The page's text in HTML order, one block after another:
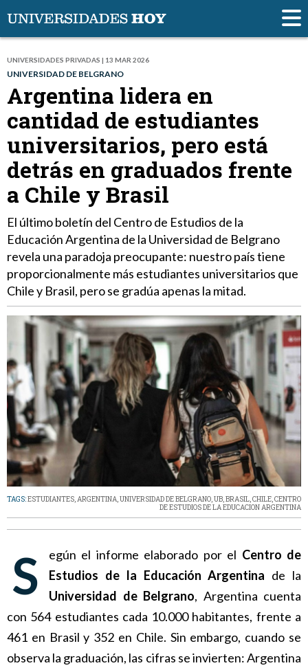
UNIVERSIDADES PRIVADAS | 13 MAR 2026
UNIVERSIDAD DE BELGRANO
Argentina lidera en
cantidad de estudiantes
universitarios, pero está
detrás en graduados frente
a Chile y Brasil
El último boletín del Centro de Estudios de la
Educación Argentina de la Universidad de Belgrano
revela una paradoja preocupante: nuestro país tiene
proporcionalmente más estudiantes universitarios que
Chile y Brasil, pero se gradúa apenas la mitad.
TAGS:ESTUDIANTES,ARGENTINA,UNIVERSIDAD DE BELGRANO,UB,BRASIL,CHILE,CENTRO
DE ESTUDIOS DE LA EDUCACION ARGENTINA
Según el informe elaborado por el Centro de
Estudios de la Educación Argentina de la
Universidad de Belgrano, Argentina cuenta
con 564 estudiantes cada 10.000 habitantes, frente a
461 en Brasil y 352 en Chile. Sin embargo, cuando se
observa la graduación, las cifras se invierten: Argentina